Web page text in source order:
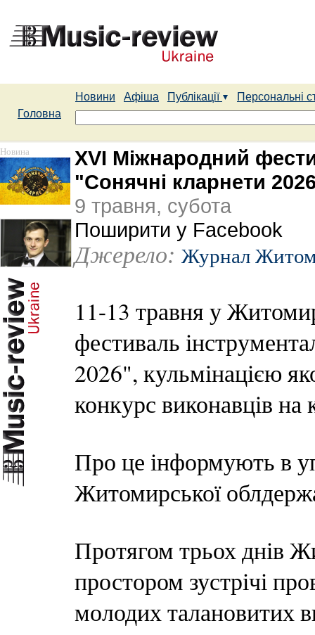
Новини Афіша Публікації
Персональні
Головна
Новина
XVI Міжнародний
"Сонячні кларнети
9 травня, субота
Поширити у Facebook
Джерело: Журнал
11-13 травня у
фестиваль
2026", кульмінацією
конкурс виконавців на
Про це інформують в
Житомирської
Протягом трьох днів
простором зустрічі
молодих талановитих